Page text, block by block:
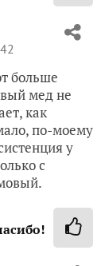
больше
мед не
как
по-моему
у
с